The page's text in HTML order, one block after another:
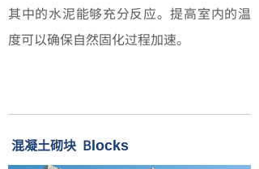
其中的水泥能够充分反应。提高室内的温
度可以确保自然固化过程加速。
混凝土砌块 B locks